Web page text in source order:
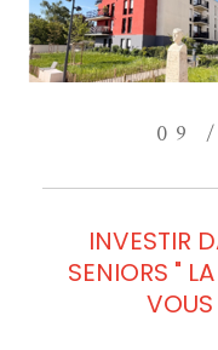
09
INVESTIR
SENIORS "